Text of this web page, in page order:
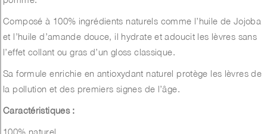
Composé à 100% ingrédients naturels comme l’huile de Jojoba
et l’huile d’amande douce, il hydrate et adoucit les lèvres sans
l’effet collant ou gras d’un gloss classique.
Sa formule enrichie en antioxydant naturel protège les lèvres de
la pollution et des premiers signes de l’âge.
Caractéristiques :
100% naturel